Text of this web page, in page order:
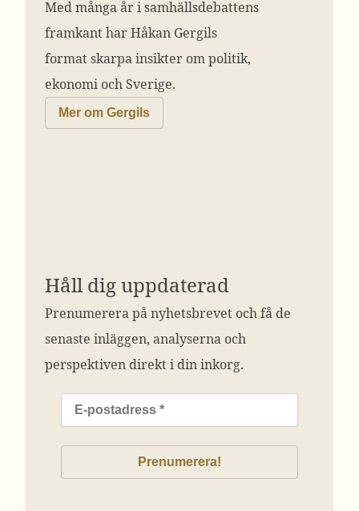
Med många år i samhällsdebattens
framkant har Håkan Gergils
format skarpa insikter om politik,
ekonomi och Sverige.
Mer om Gergils
Håll dig uppdaterad
Prenumerera på nyhetsbrevet och få de
senaste inläggen, analyserna och
perspektiven direkt i din inkorg.